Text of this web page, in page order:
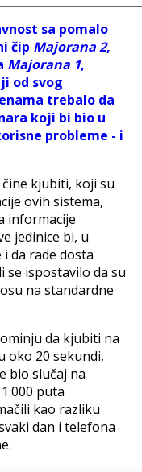
sa pomalo
čip Majorana 2,
Majorana 1,
od svog
trebalo da
koji bi bio u
probleme - i
kjubiti, koji su
ovih sistema,
informacije
jedinice bi, u
da rade dosta
se ispostavilo da su
na standardne
da kjubiti na
oko 20 sekundi,
bio slučaj na
puta
kao razliku
dan i telefona